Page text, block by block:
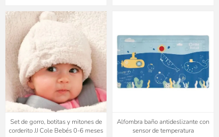
Set de gorro, botitas y mitones de
corderito JJ Cole Bebés 0-6 meses
Alfombra baño antideslizante con
sensor de temperatura